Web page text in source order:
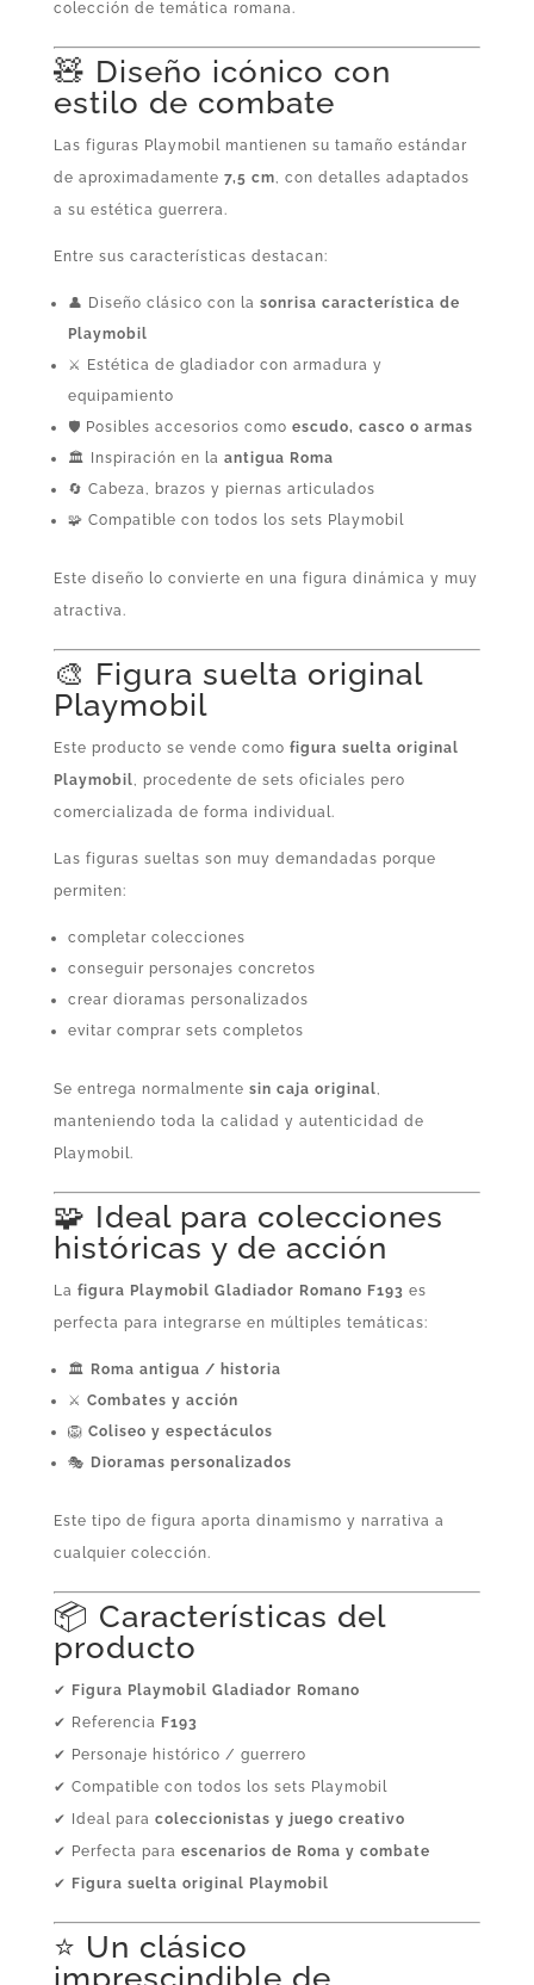
colección de temática romana.
🧸 Diseño icónico con
estilo de combate
Las figuras Playmobil mantienen su tamaño estándar
de aproximadamente 7,5 cm, con detalles adaptados
a su estética guerrera.
Entre sus características destacan:
👤 Diseño clásico con la sonrisa característica de
Playmobil
⚔️ Estética de gladiador con armadura y
equipamiento
🛡️ Posibles accesorios como escudo, casco o armas
🏛️ Inspiración en la antigua Roma
🔄 Cabeza, brazos y piernas articulados
🧩 Compatible con todos los sets Playmobil
Este diseño lo convierte en una figura dinámica y muy
atractiva.
🎨 Figura suelta original
Playmobil
Este producto se vende como figura suelta original
Playmobil, procedente de sets oficiales pero
comercializada de forma individual.
Las figuras sueltas son muy demandadas porque
permiten:
completar colecciones
conseguir personajes concretos
crear dioramas personalizados
evitar comprar sets completos
Se entrega normalmente sin caja original,
manteniendo toda la calidad y autenticidad de
Playmobil.
🧩 Ideal para colecciones
históricas y de acción
La figura Playmobil Gladiador Romano F193 es
perfecta para integrarse en múltiples temáticas:
🏛️ Roma antigua / historia
⚔️ Combates y acción
🦁 Coliseo y espectáculos
🎭 Dioramas personalizados
Este tipo de figura aporta dinamismo y narrativa a
cualquier colección.
📦 Características del
producto
✔ Figura Playmobil Gladiador Romano
✔ Referencia F193
✔ Personaje histórico / guerrero
✔ Compatible con todos los sets Playmobil
✔ Ideal para coleccionistas y juego creativo
✔ Perfecta para escenarios de Roma y combate
✔ Figura suelta original Playmobil
⭐ Un clásico